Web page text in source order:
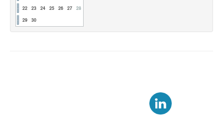
22
23 24 25 26 27
28
29
30